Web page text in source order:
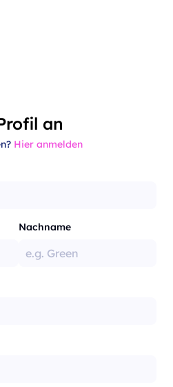
an
Hier anmelden
Nachname